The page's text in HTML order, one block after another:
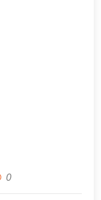
0